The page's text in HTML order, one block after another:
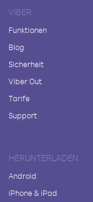
VIBER
Funktionen
Blog
Sicherheit
Viber Out
Tarife
Support
HERUNTERLADEN
Android
iPhone & iPad